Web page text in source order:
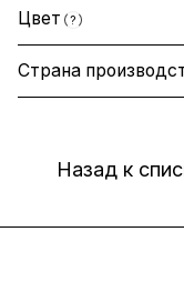
Цвет ?
Страна
Назад к